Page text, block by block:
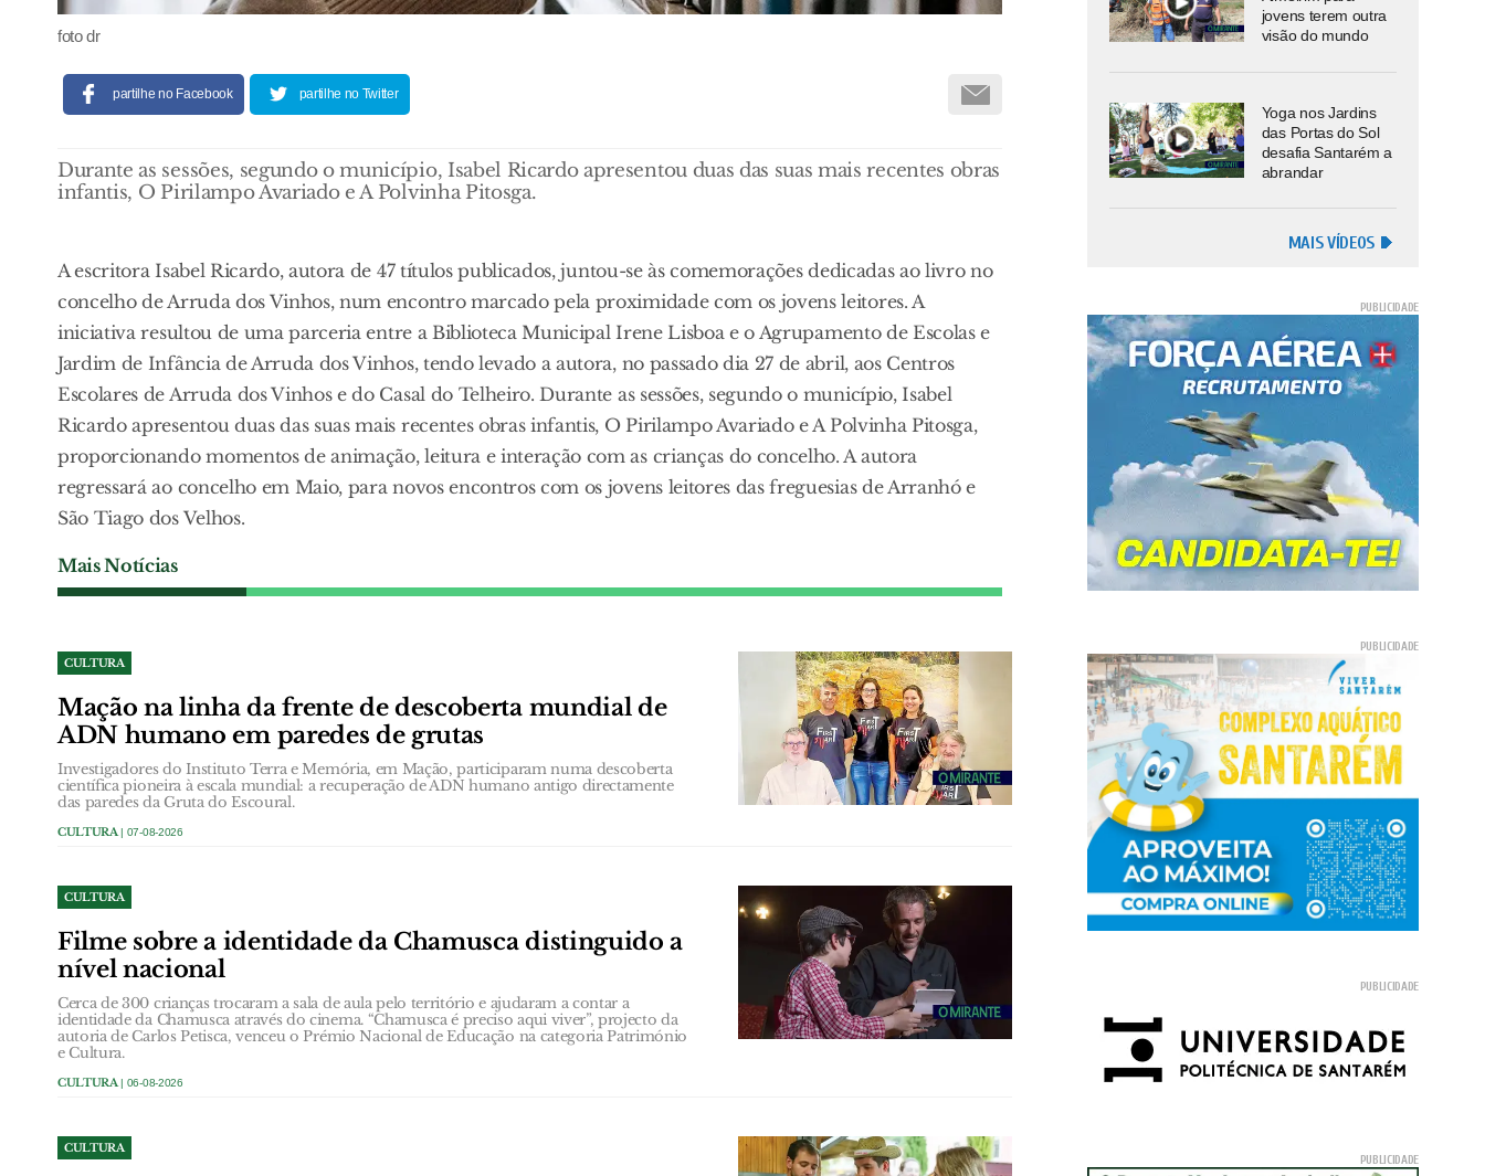
foto dr
partilhe no Facebook partilhe no Twitter
Durante as sessões, segundo o município, Isabel Ricardo apresentou duas das suas mais recentes obras
infantis, O Pirilampo Avariado e A Polvinha Pitosga.
A escritora Isabel Ricardo, autora de 47 títulos publicados, juntou-se às comemorações dedicadas ao livro no
concelho de Arruda dos Vinhos, num encontro marcado pela proximidade com os jovens leitores. A
iniciativa resultou de uma parceria entre a Biblioteca Municipal Irene Lisboa e o Agrupamento de Escolas e
Jardim de Infância de Arruda dos Vinhos, tendo levado a autora, no passado dia 27 de abril, aos Centros
Escolares de Arruda dos Vinhos e do Casal do Telheiro. Durante as sessões, segundo o município, Isabel
Ricardo apresentou duas das suas mais recentes obras infantis, O Pirilampo Avariado e A Polvinha Pitosga,
proporcionando momentos de animação, leitura e interação com as crianças do concelho. A autora
regressará ao concelho em Maio, para novos encontros com os jovens leitores das freguesias de Arranhó e
São Tiago dos Velhos.
Mais Notícias
CULTURA
Mação na linha da frente de descoberta mundial de
ADN humano em paredes de grutas
Investigadores do Instituto Terra e Memória, em Mação, participaram numa descoberta
científica pioneira à escala mundial: a recuperação de ADN humano antigo directamente
das paredes da Gruta do Escoural.
CULTURA | 07-08-2026
CULTURA
Filme sobre a identidade da Chamusca distinguido a
nível nacional
Cerca de 300 crianças trocaram a sala de aula pelo território e ajudaram a contar a
identidade da Chamusca através do cinema. “Chamusca é preciso aqui viver”, projecto da
autoria de Carlos Petisca, venceu o Prémio Nacional de Educação na categoria Património
e Cultura.
CULTURA | 06-08-2026
CULTURA
jovens terem outra
visão do mundo
Yoga nos Jardins
das Portas do Sol
desafia Santarém a
abrandar
MAIS VÍDEOS